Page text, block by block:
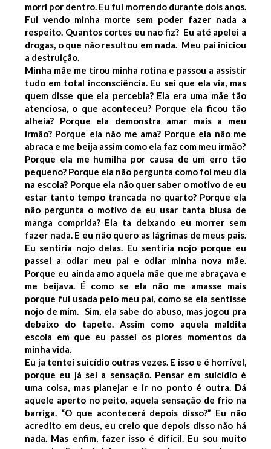
morri por dentro. Eu fui morrendo durante dois anos.
Fui vendo minha morte sem poder fazer nada a
respeito. Quantos cortes eu nao fiz? Eu até apelei a
drogas, o que não resultou em nada. Meu pai iniciou
a destruição.
Minha mãe me tirou minha rotina e passou a assistir
tudo em total inconsciência. Eu sei que ela via, mas
quem disse que ela percebia? Ela era uma mãe tão
atenciosa, o que aconteceu? Porque ela ficou tão
alheia? Porque ela demonstra amar mais a meu
irmão? Porque ela não me ama? Porque ela não me
abraca e me beija assim como ela faz com meu irmão?
Porque ela me humilha por causa de um erro tão
pequeno? Porque ela não pergunta como foi meu dia
na escola? Porque ela não quer saber o motivo de eu
estar tanto tempo trancada no quarto? Porque ela
não pergunta o motivo de eu usar tanta blusa de
manga comprida? Ela ta deixando eu morrer sem
fazer nada. E eu não quero as lágrimas de meus pais.
Eu sentiria nojo delas. Eu sentiria nojo porque eu
passei a odiar meu pai e odiar minha nova mãe.
Porque eu ainda amo aquela mãe que me abraçava e
me beijava. É como se ela não me amasse mais
porque fui usada pelo meu pai, como se ela sentisse
nojo de mim. Sim, ela sabe do abuso, mas jogou pra
debaixo do tapete. Assim como aquela maldita
escola em que eu passei os piores momentos da
minha vida.
Eu ja tentei suicídio outras vezes. E isso e é horrível,
porque eu já sei a sensação. Pensar em suicídio é
uma coisa, mas planejar e ir no ponto é outra. Dá
aquele aperto no peito, aquela sensação de frio na
barriga. “O que acontecerá depois disso?” Eu não
acredito em deus, eu creio que depois disso não há
nada. Mas enfim, fazer isso é difícil. Eu sou muito